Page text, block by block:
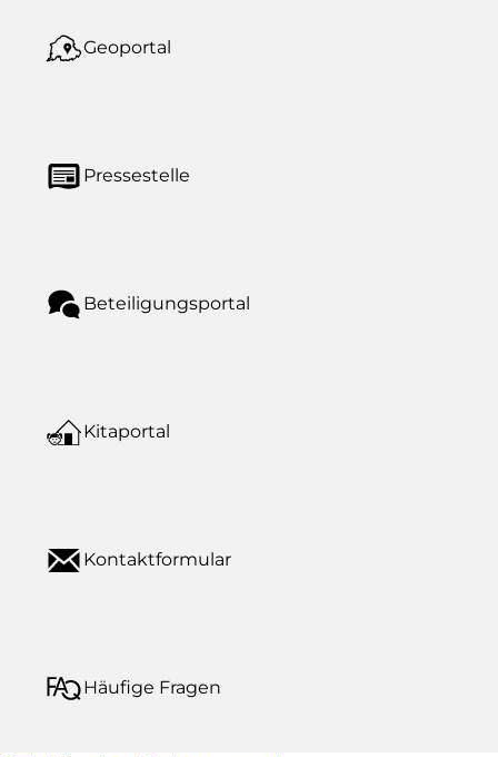
Geoportal
Pressestelle
Beteiligungsportal
Kitaportal
Kontaktformular
Häufige Fragen